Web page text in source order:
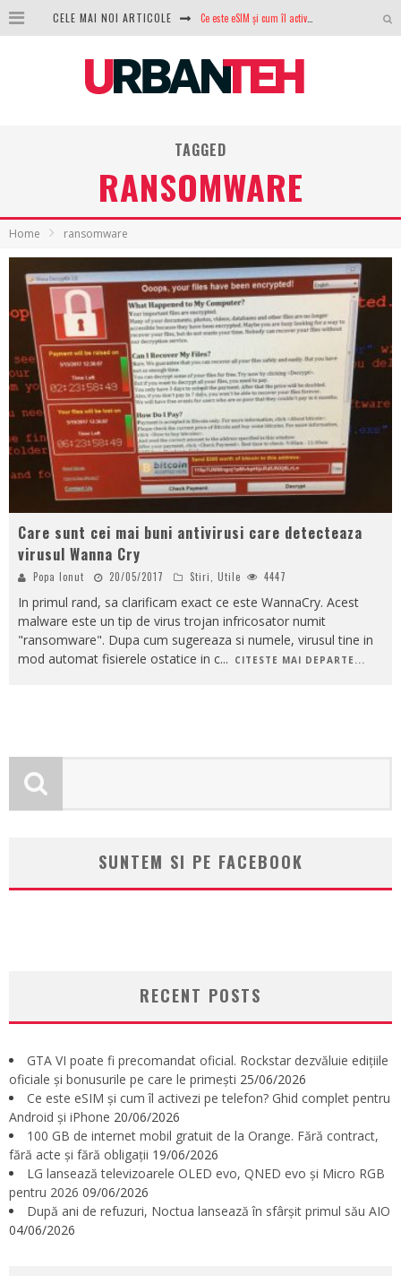
CELE MAI NOI ARTICOLE Ce este eSIM și cum îl activezi pe telefon? Ghid complet pentru Android și iPhone
GTA VI poate fi precomandat oficial. Rockstar dezvăluie edițiile oficiale și bonusurile pe care le primești
TAGGED
RANSOMWARE
Home ransomware
Care sunt cei mai buni antivirusi care detecteaza
virusul Wanna Cry
Popa Ionut 20/05/2017 Stiri, Utile 4447
In primul rand, sa clarificam exact ce este WannaCry. Acest
malware este un tip de virus trojan infricosator numit
"ransomware". Dupa cum sugereaza si numele, virusul tine in
mod automat fisierele ostatice in c... CITESTE MAI DEPARTE...
SUNTEM SI PE FACEBOOK
RECENT POSTS
GTA VI poate fi precomandat oficial. Rockstar dezvăluie edițiile
oficiale și bonusurile pe care le primești 25/06/2026
Ce este eSIM și cum îl activezi pe telefon? Ghid complet pentru
Android și iPhone 20/06/2026
100 GB de internet mobil gratuit de la Orange. Fără contract,
fără acte și fără obligații 19/06/2026
LG lansează televizoarele OLED evo, QNED evo și Micro RGB
pentru 2026 09/06/2026
După ani de refuzuri, Noctua lansează în sfârșit primul său AIO
04/06/2026